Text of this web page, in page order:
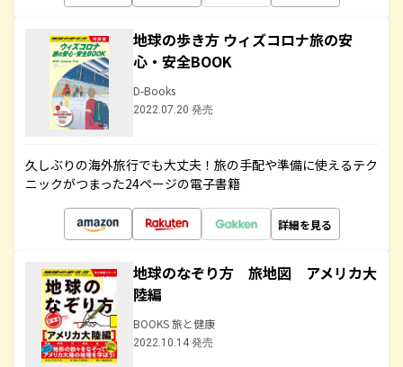
地球の歩き方 ウィズコロナ旅の安
心・安全BOOK
D-Books
2022.07.20 発売
久しぶりの海外旅行でも大丈夫！旅の手配や準備に使えるテク
ニックがつまった24ページの電子書籍
詳細を見る
地球のなぞり方 旅地図 アメリカ大
陸編
BOOKS 旅と健康
2022.10.14 発売